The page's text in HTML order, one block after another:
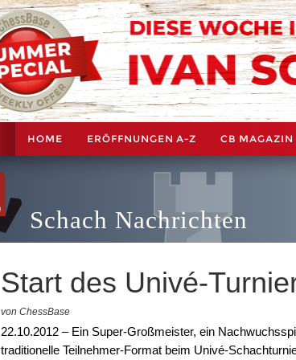
HOME ERÖFFNUNGEN A-Z CB MAGAZIN
Schach Nachrichten
Start des Univé-
von ChessBase
22.10.2012 – Ein Super-Großmeister, ein
traditionelle Teilnehmer-Format beim Univé-